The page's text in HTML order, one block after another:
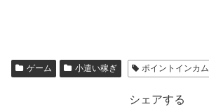
ゲーム 小遣い稼ぎ ポイントインカム
シェアする